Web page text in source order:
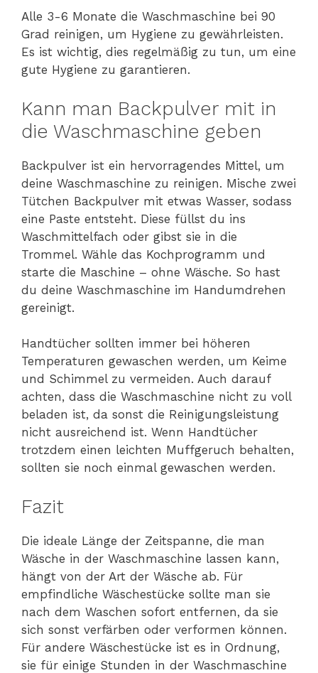
Alle 3-6 Monate die Waschmaschine bei 90
Grad reinigen, um Hygiene zu gewährleisten.
Es ist wichtig, dies regelmäßig zu tun, um eine
gute Hygiene zu garantieren.
Kann man Backpulver mit in
die Waschmaschine geben
Backpulver ist ein hervorragendes Mittel, um
deine Waschmaschine zu reinigen. Mische zwei
Tütchen Backpulver mit etwas Wasser, sodass
eine Paste entsteht. Diese füllst du ins
Waschmittelfach oder gibst sie in die
Trommel. Wähle das Kochprogramm und
starte die Maschine – ohne Wäsche. So hast
du deine Waschmaschine im Handumdrehen
gereinigt.
Handtücher sollten immer bei höheren
Temperaturen gewaschen werden, um Keime
und Schimmel zu vermeiden. Auch darauf
achten, dass die Waschmaschine nicht zu voll
beladen ist, da sonst die Reinigungsleistung
nicht ausreichend ist. Wenn Handtücher
trotzdem einen leichten Muffgeruch behalten,
sollten sie noch einmal gewaschen werden.
Fazit
Die ideale Länge der Zeitspanne, die man
Wäsche in der Waschmaschine lassen kann,
hängt von der Art der Wäsche ab. Für
empfindliche Wäschestücke sollte man sie
nach dem Waschen sofort entfernen, da sie
sich sonst verfärben oder verformen können.
Für andere Wäschestücke ist es in Ordnung,
sie für einige Stunden in der Waschmaschine